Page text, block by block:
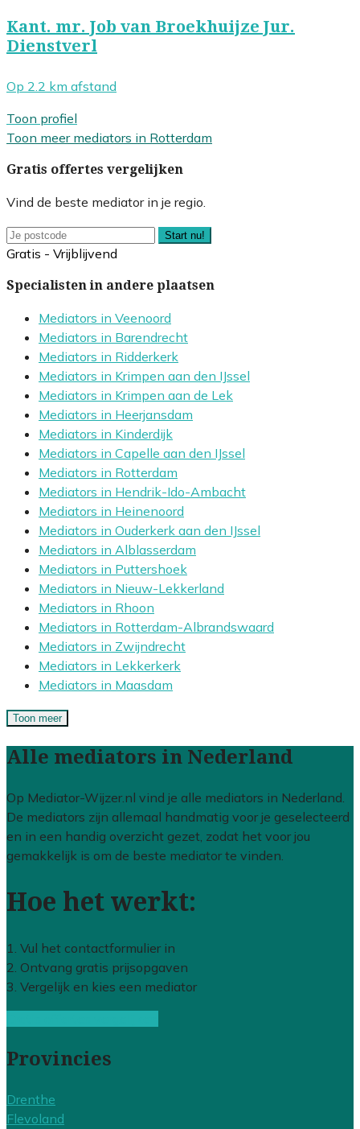
Kant. mr. Job van Broekhuijze Jur.
Dienstverl
Op 2.2 km afstand
Toon profiel
Toon meer mediators in Rotterdam
Gratis offertes vergelijken
Vind de beste mediator in je regio.
Start nu!
Gratis - Vrijblijvend
Specialisten in andere plaatsen
Mediators in Veenoord
Mediators in Barendrecht
Mediators in Ridderkerk
Mediators in Krimpen aan den IJssel
Mediators in Krimpen aan de Lek
Mediators in Heerjansdam
Mediators in Kinderdijk
Mediators in Capelle aan den IJssel
Mediators in Rotterdam
Mediators in Hendrik-Ido-Ambacht
Mediators in Heinenoord
Mediators in Ouderkerk aan den IJssel
Mediators in Alblasserdam
Mediators in Puttershoek
Mediators in Nieuw-Lekkerland
Mediators in Rhoon
Mediators in Rotterdam-Albrandswaard
Mediators in Zwijndrecht
Mediators in Lekkerkerk
Mediators in Maasdam
Toon meer
Alle mediators in Nederland
Op Mediator-Wijzer.nl vind je alle mediators in Nederland.
De mediators zijn allemaal handmatig voor je geselecteerd
en in een handig overzicht gezet, zodat het voor jou
gemakkelijk is om de beste mediator te vinden.
Hoe het werkt:
1. Vul het contactformulier in
2. Ontvang gratis prijsopgaven
3. Vergelijk en kies een mediator
Provincies
Drenthe
Flevoland